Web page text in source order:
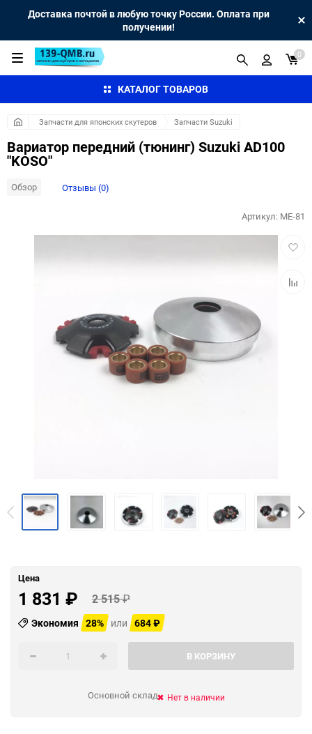
Доставка почтой в любую точку России. Оплата при
получении!
КАТАЛОГ ТОВАРОВ
0
Запчасти для японских скутеров Запчасти Suzuki
Вариатор передний (тюнинг) Suzuki AD100
"KOSO"
Обзор Отзывы (0)
Артикул: ME-81
Цена
1 831 ₽ 2 515₽
Экономия 28% или 684₽
В КОРЗИНУ
Основной склад Нет в наличии